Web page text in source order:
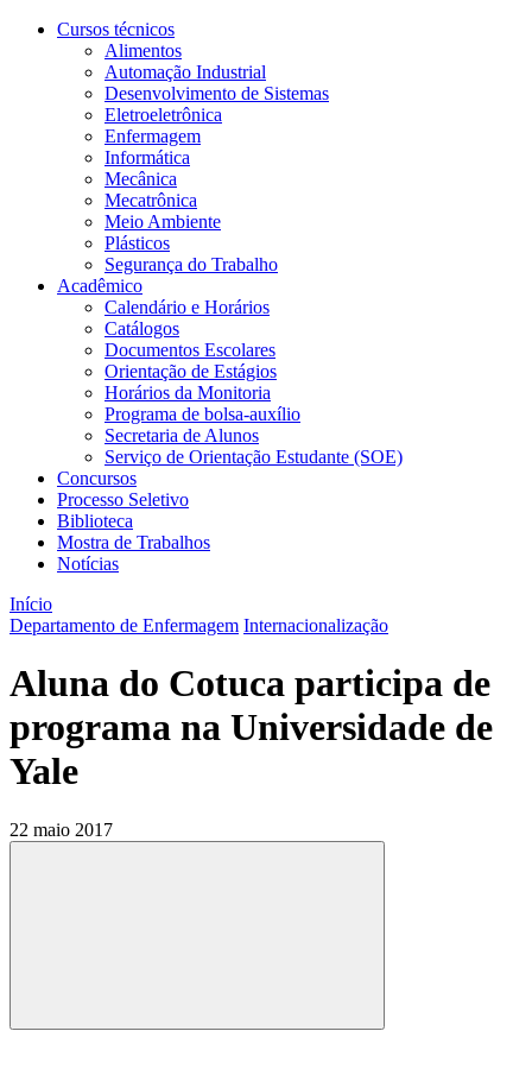
Cursos técnicos
Alimentos
Automação Industrial
Desenvolvimento de Sistemas
Eletroeletrônica
Enfermagem
Informática
Mecânica
Mecatrônica
Meio Ambiente
Plásticos
Segurança do Trabalho
Acadêmico
Calendário e Horários
Catálogos
Documentos Escolares
Orientação de Estágios
Horários da Monitoria
Programa de bolsa-auxílio
Secretaria de Alunos
Serviço de Orientação Estudante (SOE)
Concursos
Processo Seletivo
Biblioteca
Mostra de Trabalhos
Notícias
Início
Departamento de Enfermagem Internacionalização
Aluna do Cotuca participa de
programa na Universidade de
Yale
22 maio 2017
Compartilhar